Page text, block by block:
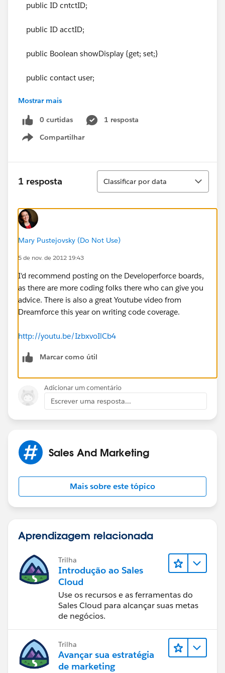
public ID cntctID;
public ID acctID;
public Boolean showDisplay {get; set;}
public contact user;
public cls_ForgotPassword(){
try{
user = [Select
id,accountid,email,username__c,password__c from
contact where username__c=:Username limit 1];
user.id
acctID=user.accountid;
email = user.email;
}
catch(Exception e){
System.debug(e);
}
}
Mostrar mais
0 curtidas
1 resposta
Compartilhar
Show menu
1 resposta
Classificar
Classificar por data
Mary Pustejovsky (Do Not Use)
5 de nov. de 2012 19:43
I'd recommend posting on the Developerforce boards,
as there are more coding folks there who can give you
advice. There is also a great Youtube video from
Dreamforce this year on writing code coverage.
http://youtu.be/IzbxvoIlCb4
Marcar como útil
Adicionar um comentário
Escrever uma resposta...
Sales And Marketing
Mais sobre este tópico
Aprendizagem relacionada
Trilha
Introdução ao Sales
Cloud
Use os recursos e as ferramentas do
Sales Cloud para alcançar suas metas
de negócios.
Trilha
Avançar sua estratégia
de marketing